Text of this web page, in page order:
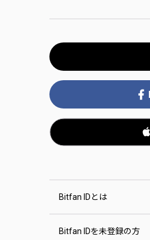
Bitfan IDとは
Bitfan IDを未登録の方